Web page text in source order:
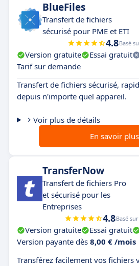
BlueFiles
Transfert de fichiers
sécurisé pour PME et ETI
4.8Basé
Version gratuite Essai gratuit
Tarif sur demande
Transfert de fichiers sécurisé,
depuis n'importe quel appareil.
Voir plus de détails
En savoir plus
TransferNow
Transfert de fichiers Pro
et sécurisé pour les
Entreprises
4.8Basé sur
Version gratuite Essai gratuit
Version payante dès 8,00 € /mois
Transférez facilement vos fichiers